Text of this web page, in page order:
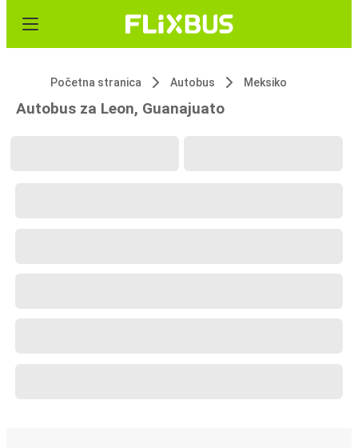
Početna stranica Autobus Meksiko
Autobus za Leon, Guanajuato